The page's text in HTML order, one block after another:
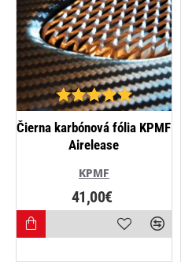
NAJPREDÁVANEJŠIE
KPMF
Čierna karbónová fólia KPMF
Airelease
41,00€